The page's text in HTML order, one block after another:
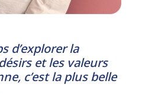
d’explorer la
et les valeurs
c’est la plus belle